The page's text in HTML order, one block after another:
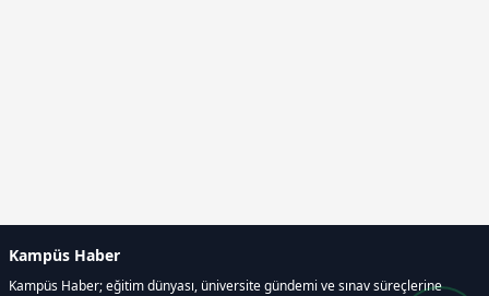
Kampüs Haber
Kampüs Haber; eğitim dünyası, üniversite gündemi ve sınav süreçlerine